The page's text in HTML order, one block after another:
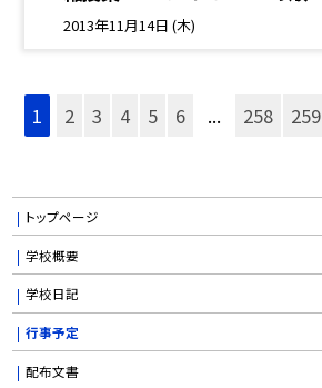
2013年11月14日 (木)
1 2 3 4 5 6 ... 258 259
トップページ
学校概要
学校日記
行事予定
配布文書